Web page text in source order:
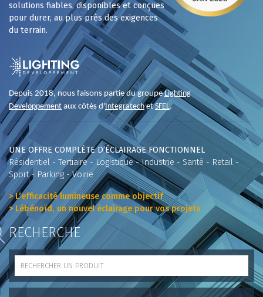
solutions fiables, disponibles et conçues
pour durer, au plus près des exigences
du terrain.
Depuis 2018, nous faisons partie du groupeLighting
Developpement aux côtés d'IntegratechetSFEL.
UNE OFFRE COMPLÈTE D’ÉCLAIRAGE FONCTIONNEL
Résidentiel - Tertiaire - Logistique - Industrie - Santé - Retail -
Sport - Parking - Voirie
> L’efficacité lumineuse comme objectif
> Lébénoïd, un nouvel éclairage pour vos projets
RECHERCHE